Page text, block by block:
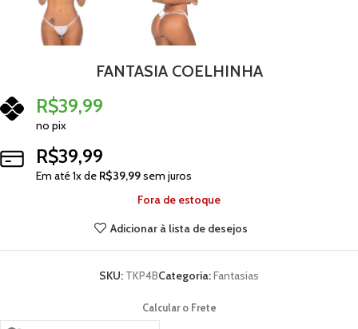
FANTASIA COELHINHA
R$39,99
no pix
R$39,99
Em até1x de R$39,99sem juros
Fora de estoque
Adicionar à lista de desejos
SKU: TKP4BCategoria:Fantasias
Calcular o Frete